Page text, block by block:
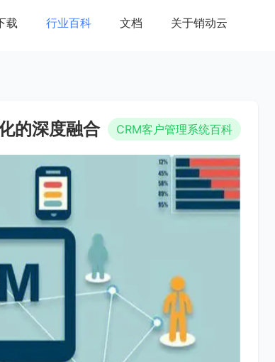
载 行业百科 文档 关于销动云
的深度融合 CRM客户管理系统百科